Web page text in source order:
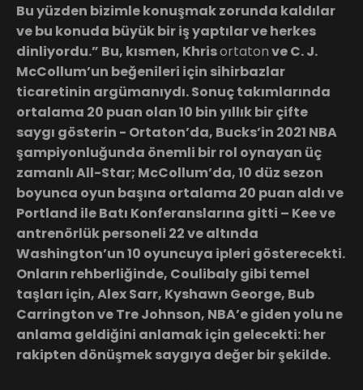
Bu yüzden bizimle konuşmak zorunda kaldılar
ve bu konuda büyük bir iş yaptılar ve herkes
dinliyordu.” Bu, kısmen, Khrisortatonve C. J.
McCollum’un beğenileri için sihirbazlar
ticaretinin argümanıydı. Sonuç takımlarında
ortalama 20 puan olan 10 bin yıllık bir çifte
saygı gösterin - Ortaton’da, Bucks’in 2021 NBA
şampiyonluğunda önemli bir rol oynayan üç
zamanlı All-Star; McCollum’da, 10 düz sezon
boyunca oyun başına ortalama 20 puan aldı ve
Portland ile Batı Konferanslarına gitti – Kee ve
antrenörlük personeli 22 ve altında
Washington’un 10 oyuncuya ipleri gösterecekti.
Onların rehberliğinde, Coulibaly gibi temel
taşları için, Alex Sarr, Kyshawn George, Bub
Carrington ve Tre Johnson, NBA’e giden yolu ne
anlama geldiğini anlamak için gelecekti: her
rakipten dönüşmek saygıya değer bir şekilde.